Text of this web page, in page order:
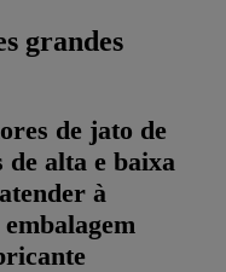
grandes
de jato de
alta e baixa
à